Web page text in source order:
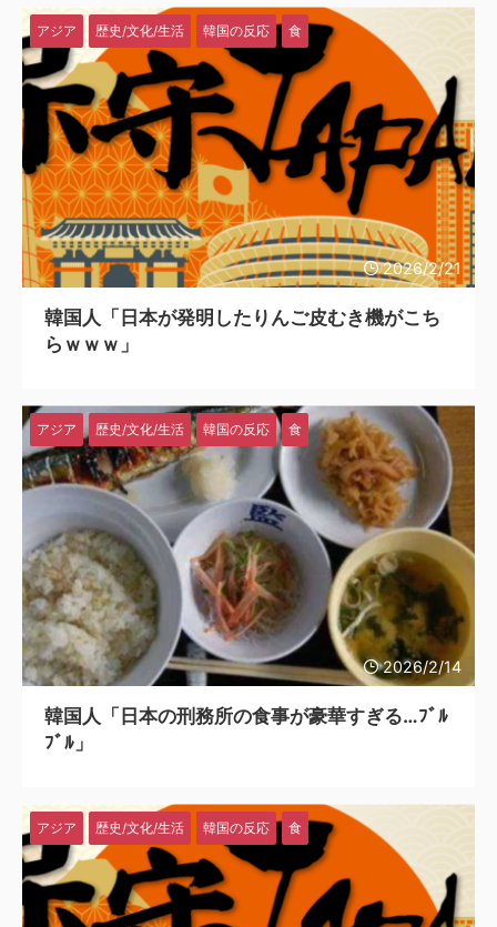
【驚愕】日本製鉄が謎の爆上げ!!一体何が起きているのか??
2026/2/21
アジア 歴史/文化/生活 韓国の反応 食
韓国人「日本が発明したりんご皮むき機がこち
らｗｗｗ」
2026/2/14
アジア 歴史/文化/生活 韓国の反応 食
韓国人「日本の刑務所の食事が豪華すぎる…ﾌﾞﾙ
ﾌﾞﾙ」
アジア 歴史/文化/生活 韓国の反応 食